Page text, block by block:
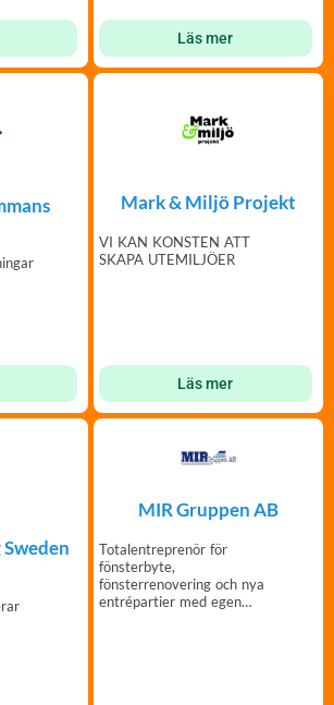
Läs mer
Mark & Miljö Projekt
VI KAN KONSTEN ATT
SKAPA UTEMILJÖER
Läs mer
MIR Gruppen AB
Totalentreprenör för
fönsterbyte,
fönsterrenovering och nya
entrépartier med egen